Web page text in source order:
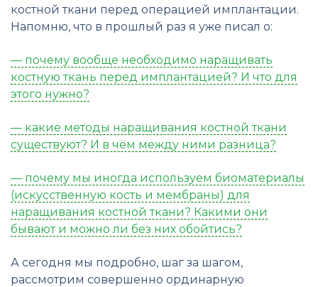
костной ткани перед операцией имплантации.
Напомню, что в прошлый раз я уже писал о:
— почему вообще необходимо наращивать
костную ткань перед имплантацией? И что для
этого нужно?
— какие методы наращивания костной ткани
существуют? И в чём между ними разница?
— почему мы иногда используем биоматериалы
(искусственную кость и мембраны) для
наращивания костной ткани? Какими они
бывают и можно ли без них обойтись?
А сегодня мы подробно, шаг за шагом,
рассмотрим совершенно ординарную